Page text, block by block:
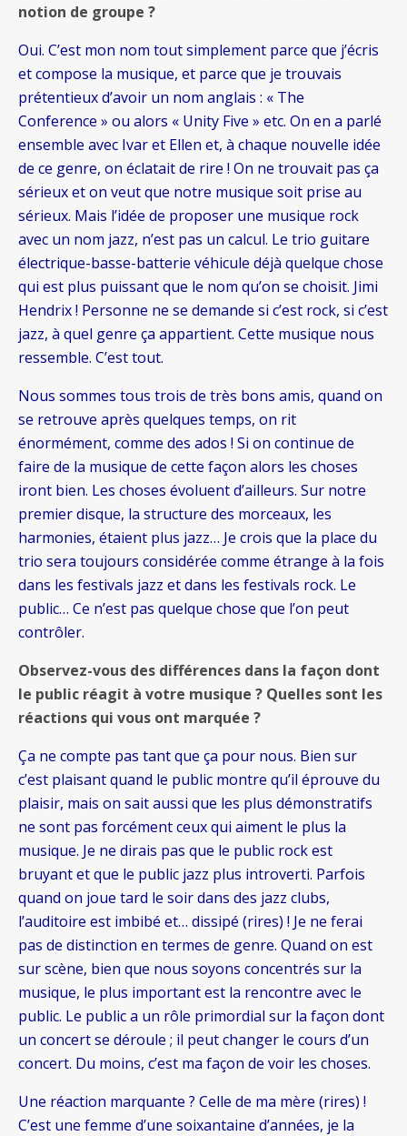
notion de groupe ?
Oui. C’est mon nom tout simplement parce que j’écris
et compose la musique, et parce que je trouvais
prétentieux d’avoir un nom anglais : « The
Conference » ou alors « Unity Five » etc. On en a parlé
ensemble avec Ivar et Ellen et, à chaque nouvelle idée
de ce genre, on éclatait de rire ! On ne trouvait pas ça
sérieux et on veut que notre musique soit prise au
sérieux. Mais l’idée de proposer une musique rock
avec un nom jazz, n’est pas un calcul. Le trio guitare
électrique-basse-batterie véhicule déjà quelque chose
qui est plus puissant que le nom qu’on se choisit. Jimi
Hendrix ! Personne ne se demande si c’est rock, si c’est
jazz, à quel genre ça appartient. Cette musique nous
ressemble. C’est tout.
Nous sommes tous trois de très bons amis, quand on
se retrouve après quelques temps, on rit
énormément, comme des ados ! Si on continue de
faire de la musique de cette façon alors les choses
iront bien. Les choses évoluent d’ailleurs. Sur notre
premier disque, la structure des morceaux, les
harmonies, étaient plus jazz… Je crois que la place du
trio sera toujours considérée comme étrange à la fois
dans les festivals jazz et dans les festivals rock. Le
public… Ce n’est pas quelque chose que l’on peut
contrôler.
Observez-vous des différences dans la façon dont
le public réagit à votre musique ? Quelles sont les
réactions qui vous ont marquée ?
Ça ne compte pas tant que ça pour nous. Bien sur
c’est plaisant quand le public montre qu’il éprouve du
plaisir, mais on sait aussi que les plus démonstratifs
ne sont pas forcément ceux qui aiment le plus la
musique. Je ne dirais pas que le public rock est
bruyant et que le public jazz plus introverti. Parfois
quand on joue tard le soir dans des jazz clubs,
l’auditoire est imbibé et… dissipé (rires) ! Je ne ferai
pas de distinction en termes de genre. Quand on est
sur scène, bien que nous soyons concentrés sur la
musique, le plus important est la rencontre avec le
public. Le public a un rôle primordial sur la façon dont
un concert se déroule ; il peut changer le cours d’un
concert. Du moins, c’est ma façon de voir les choses.
Une réaction marquante ? Celle de ma mère (rires) !
C’est une femme d’une soixantaine d’années, je la